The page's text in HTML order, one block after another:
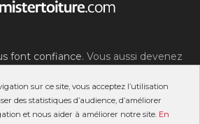
sur ce site, vous acceptez l’utilisation
des statistiques d’audience, d’améliorer
et nous aider à améliorer notre site. En
font confiance. Vous aussi devenez